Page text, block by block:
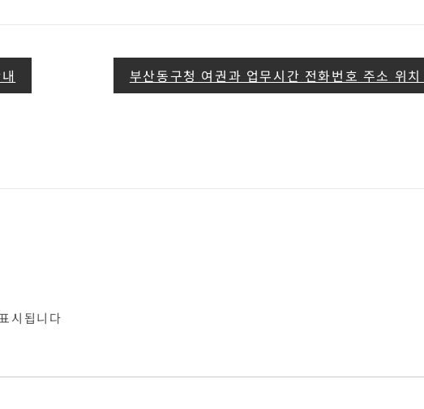
부산동구청 여권과 업무시간 전화번호 주소 위치
시됩니다